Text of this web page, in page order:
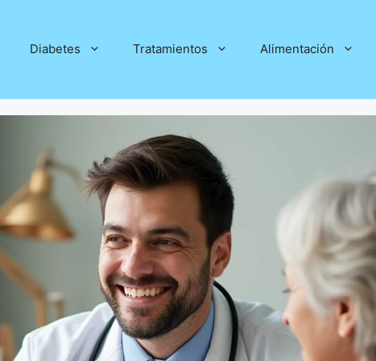
Diabetes Tratamientos Alimentación